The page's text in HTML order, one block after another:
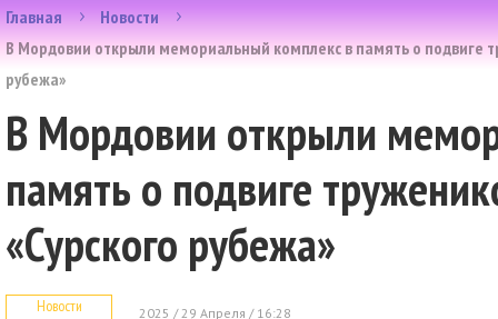
Главная
Новости
В Мордовии открыли мемориальный комплекс в память о подвиге
рубежа»
В Мордовии открыли
память о подвиге
«Сурского рубежа»
Новости 2025 / 29 Апреля / 16:28